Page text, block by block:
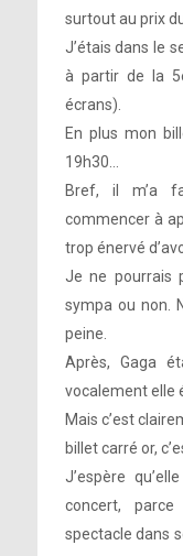
surtout au prix
J’étais dans le
à partir de la
écrans).
En plus mon
19h30…
Bref, il m’a
commencer à
trop énervé
Je ne pourrais
sympa ou non.
peine.
Après, Gaga
vocalement elle
Mais c’est
billet carré or,
J’espère
concert,
spectacle dans